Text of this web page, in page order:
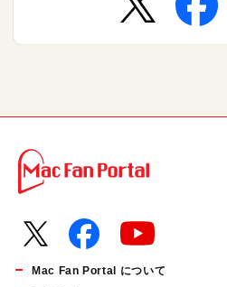
Mac Fan Portal について